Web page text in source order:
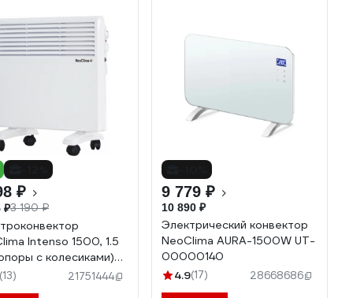
₽
₽3 190 ₽
Intenso 1500, 1.5
с колесиками)
(13) 21751444
9 779 ₽
10 890 ₽
Электрический конвектор
NeoClima AURA-1500W UT-
00000140
4.9(17) 28668686